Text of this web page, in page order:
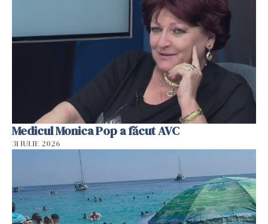
Medicul Monica Pop a făcut AVC
31 IULIE 2026